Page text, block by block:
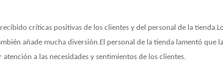
críticas positivas de los clientes y del personal de la
añade mucha diversión.El personal de la tienda lamentó que
a las necesidades y sentimientos de los clientes.